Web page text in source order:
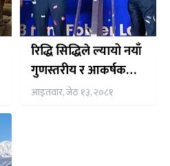
रिद्धि सिद्धिले ल्यायो नयाँ
गुणस्तरीय र आकर्षक
डिजाइनका लेमिनेट्स
आइतवार, जेठ १३, २०८१